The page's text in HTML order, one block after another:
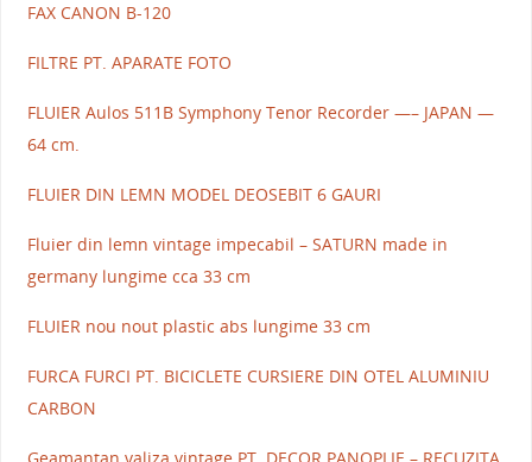
FAX CANON B-120
FILTRE PT. APARATE FOTO
FLUIER Aulos 511B Symphony Tenor Recorder —– JAPAN —
64 cm.
FLUIER DIN LEMN MODEL DEOSEBIT 6 GAURI
Fluier din lemn vintage impecabil – SATURN made in
germany lungime cca 33 cm
FLUIER nou nout plastic abs lungime 33 cm
FURCA FURCI PT. BICICLETE CURSIERE DIN OTEL ALUMINIU
CARBON